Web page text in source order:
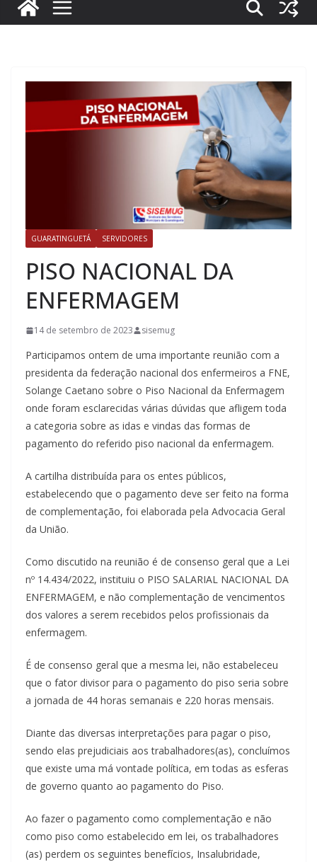
GUARATINGUETÁ SERVIDORES
PISO NACIONAL DA
ENFERMAGEM
14 de setembro de 2023 sisemug
Participamos ontem de uma importante reunião com a
presidenta da federação nacional dos enfermeiros a FNE,
Solange Caetano sobre o Piso Nacional da Enfermagem
onde foram esclarecidas várias dúvidas que afligem toda
a categoria sobre as idas e vindas das formas de
pagamento do referido piso nacional da enfermagem.
A cartilha distribuída para os entes públicos,
estabelecendo que o pagamento deve ser feito na forma
de complementação, foi elaborada pela Advocacia Geral
da União.
Como discutido na reunião é de consenso geral que a Lei
nº 14.434/2022, instituiu o PISO SALARIAL NACIONAL DA
ENFERMAGEM, e não complementação de vencimentos
dos valores a serem recebidos pelos profissionais da
enfermagem.
É de consenso geral que a mesma lei, não estabeleceu
que o fator divisor para o pagamento do piso seria sobre
a jornada de 44 horas semanais e 220 horas mensais.
Diante das diversas interpretações para pagar o piso,
sendo elas prejudiciais aos trabalhadores(as), concluímos
que existe uma má vontade política, em todas as esferas
de governo quanto ao pagamento do Piso.
Ao fazer o pagamento como complementação e não
como piso como estabelecido em lei, os trabalhadores
(as) perdem os seguintes benefícios, Insalubridade,